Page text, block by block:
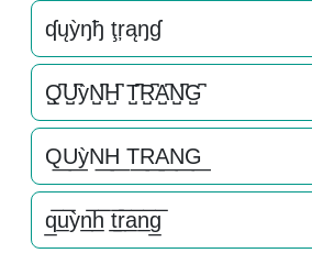
ʠųỳŋђ ţŗąŋɠ
Q̺͆U̺͆ỳN̺͆H̺͆ T̺͆R̺͆A̺͆N̺͆G̺͆
Q͟U͟ỳN͟H͟ T͟R͟A͟N͟G͟
q̲̅u̲̅ỳn̲̅h̲̅ t̲̅r̲̅a̲̅n̲̅g̲̅